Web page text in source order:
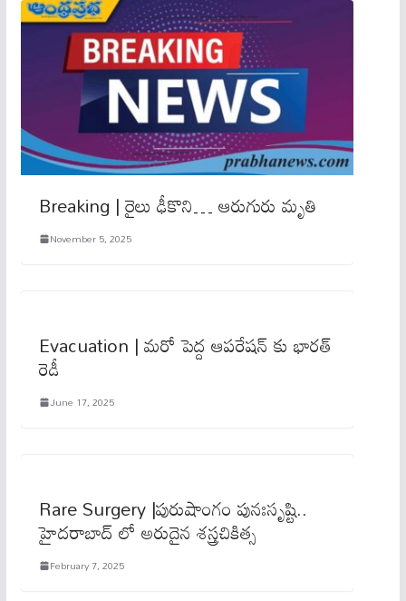
Breaking | రైలు ఢీకొని… ఆరుగురు మృతి
November 5, 2025
Evacuation | మరో పెద్ద ఆప‌రేష‌న్ కు భార‌త్
రెడీ
June 17, 2025
Rare Surgery |పురుషాంగం పునఃసృష్టి..
హైదరాబాద్ లో అరుదైన శస్త్రచికిత్స
February 7, 2025